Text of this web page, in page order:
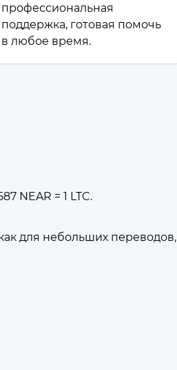
профессиональная
поддержка, готовая помочь
в любое время.
NEAR = 1 LTC.
для небольших переводов,